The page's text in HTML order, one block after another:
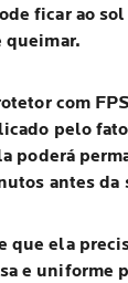
ficar ao sol
queimar.
com
pelo
poderá
antes da
que ela
e uniforme